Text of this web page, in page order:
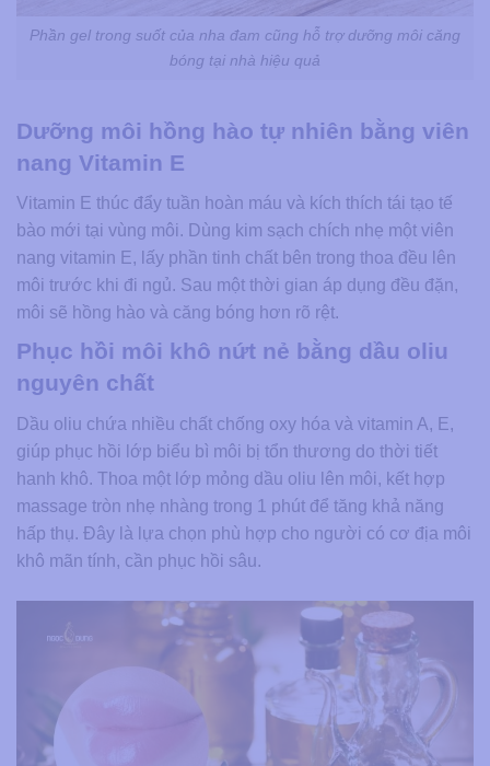
Phần gel trong suốt của nha đam cũng hỗ trợ dưỡng môi căng
bóng tại nhà hiệu quả
Dưỡng môi hồng hào tự nhiên bằng viên
nang Vitamin E
Vitamin E thúc đẩy tuần hoàn máu và kích thích tái tạo tế
bào mới tại vùng môi. Dùng kim sạch chích nhẹ một viên
nang vitamin E, lấy phần tinh chất bên trong thoa đều lên
môi trước khi đi ngủ. Sau một thời gian áp dụng đều đặn,
môi sẽ hồng hào và căng bóng hơn rõ rệt.
Phục hồi môi khô nứt nẻ bằng dầu oliu
nguyên chất
Dầu oliu chứa nhiều chất chống oxy hóa và vitamin A, E,
giúp phục hồi lớp biểu bì môi bị tổn thương do thời tiết
hanh khô. Thoa một lớp mỏng dầu oliu lên môi, kết hợp
massage tròn nhẹ nhàng trong 1 phút để tăng khả năng
hấp thụ. Đây là lựa chọn phù hợp cho người có cơ địa môi
khô mãn tính, cần phục hồi sâu.